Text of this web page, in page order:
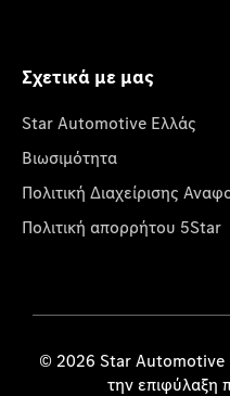
Σχετικά με μας
Star Automotive Ελλάς
Βιωσιμότητα
Πολιτική Διαχείρισης
Πολιτική απορρήτου 5Star
© 2026 Star
την επιφύλαξη